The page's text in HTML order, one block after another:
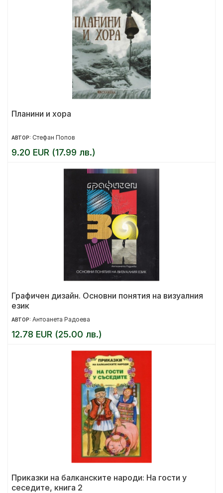
Планини и хора
АВТОР: Стефан Попов
9.20 EUR (17.99 лв.)
Графичен дизайн. Основни понятия на визуалния
език
АВТОР: Антоанета Радоева
12.78 EUR (25.00 лв.)
Приказки на балканските народи: На гости у
сеседите, книга 2